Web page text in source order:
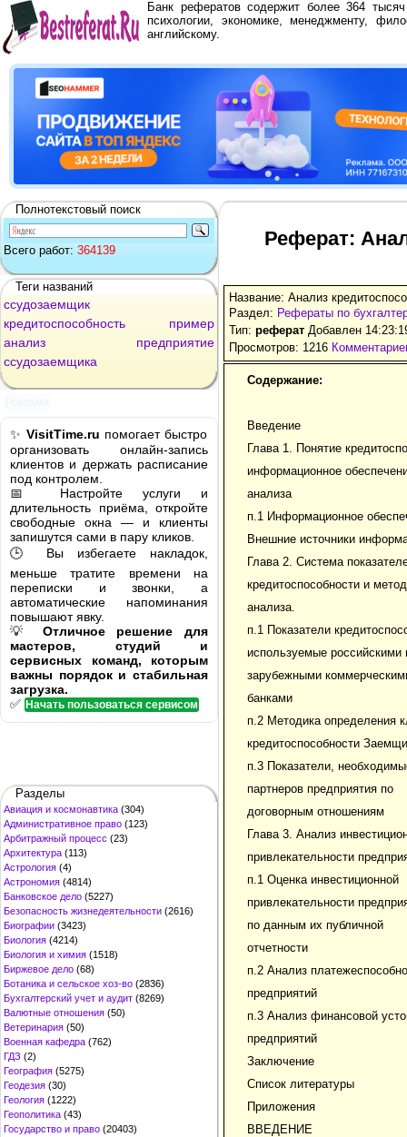
Банк рефератов содержит более 364
психологии, экономике, менеджменту,
английскому.
Полнотекстовый поиск
Всего работ: 364139
Теги названий
ссудозаемщик
кредитоспособность
пример
анализ
предприятие
ссудозаемщика
✨ VisitTime.ru помогает быстро
организовать онлайн-запись
клиентов и держать расписание
под контролем.
📅 Настройте услуги и
длительность приёма, откройте
свободные окна — и клиенты
запишутся сами в пару кликов.
🕒 Вы избегаете накладок,
меньше тратите времени на
переписки и звонки, а
автоматические напоминания
повышают явку.
💡 Отличное решение для
мастеров, студий и
сервисных команд, которым
важны порядок и стабильная
загрузка.
✅ Начать пользоваться сервисом
Разделы
Авиация и космонавтика (304)
Административное право (123)
Арбитражный процесс (23)
Архитектура (113)
Астрология (4)
Астрономия (4814)
Банковское дело (5227)
Безопасность жизнедеятельности (2616)
Биографии (3423)
Биология (4214)
Биология и химия (1518)
Биржевое дело (68)
Ботаника и сельское хоз-во (2836)
Бухгалтерский учет и аудит (8269)
Валютные отношения (50)
Ветеринария (50)
Военная кафедра (762)
ГДЗ (2)
География (5275)
Геодезия (30)
Геология (1222)
Геополитика (43)
Государство и право (20403)
Реферат:
Название: Анализ
Раздел: Рефераты по
Тип: реферат Добавлен
Просмотров: 1216
Содержание:
Введение
Глава 1. Понятие
информационное
анализа
п.1 Информационное
Внешние источники
Глава 2. Система
кредитоспособности и
анализа.
п.1 Показатели
используемые российскими
зарубежными
банками
п.2 Методика определения
кредитоспособности
п.3 Показатели,
партнеров предприятия по
договорным отношениям
Глава 3. Анализ
привлекательности
п.1 Оценка инвестиционной
привлекательности
по данным их публичной
отчетности
п.2 Анализ
предприятий
п.3 Анализ финансовой
предприятий
Заключение
Список литературы
Приложения
ВВЕДЕНИЕ